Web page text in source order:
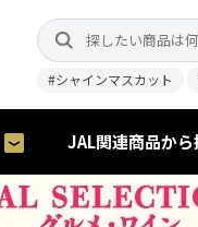
#シャインマスカット
JAL関連商品から